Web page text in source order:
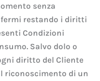
senza
restando i diritti
Condizioni
Salvo dolo o
diritto del Cliente
riconoscimento di un